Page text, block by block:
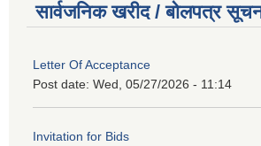
सार्वजनिक खरीद / बोलपत्र
Letter Of Acceptance
Post date: Wed, 05/27/2026 - 11:14
Invitation for Bids